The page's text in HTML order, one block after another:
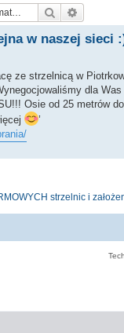
Szukaj
w naszej sieci
ze strzelnicą w
dla
Osie od 25 metrów
’
strzelnic i